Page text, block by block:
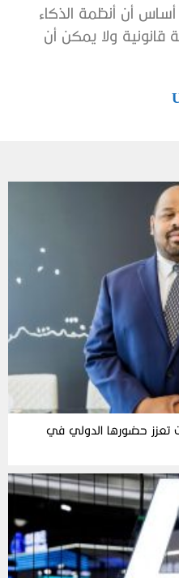
أساس أن أنظمة الذكاء
ولا يمكن أن
تعزز حضورها الدولي في